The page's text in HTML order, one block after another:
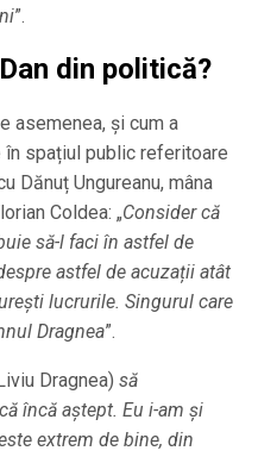
”.
din politică?
asemenea, și cum a
spațiul public referitoare
Dănuț Ungureanu, mâna
Coldea: „Consider că
să-l faci în astfel de
astfel de acuzații atât
lucrurile. Singurul care
Dragnea”.
Dragnea) să
încă aștept. Eu i-am și
extrem de bine, din